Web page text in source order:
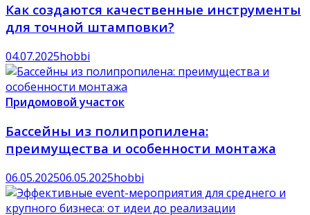
Как создаются качественные инструменты
для точной штамповки?
04.07.2025hobbi
Придомовой участок
Бассейны из полипропилена:
преимущества и особенности монтажа
06.05.202506.05.2025hobbi